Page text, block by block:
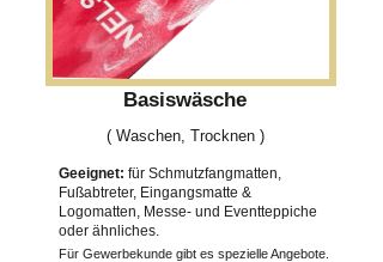
Basiswäsche
( Waschen, Trocknen )
Geeignet: für Schmutzfangmatten,
Fußabtreter, Eingangsmatte &
Logomatten, Messe- und Eventteppiche
oder ähnliches.
Für Gewerbekunde gibt es spezielle Angebote.